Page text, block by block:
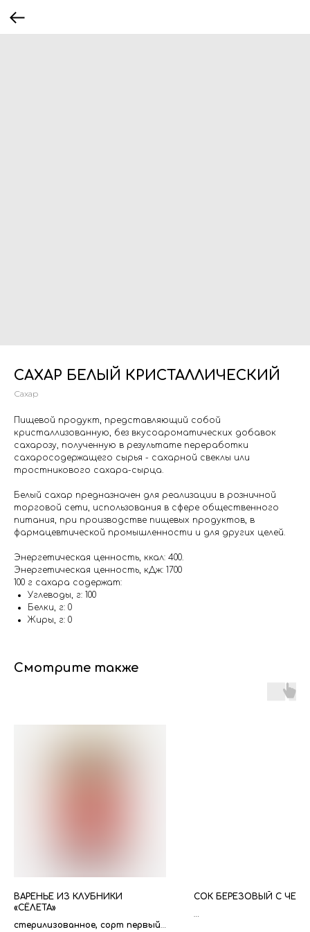
САХАР БЕЛЫЙ КРИСТАЛЛИЧЕСКИЙ
Сахар
Пищевой продукт, представляющий собой
кристаллизованную, без вкусоароматических добавок
сахарозу, полученную в результате переработки
сахаросодержащего сырья - сахарной свеклы или
тростникового сахара-сырца.
Белый сахар предназначен для реализации в розничной
торговой сети, использования в сфере общественного
питания, при производстве пищевых продуктов, в
фармацевтической промышленности и для других целей.
Энергетическая ценность, ккал: 400.
Энергетическая ценность, кДж: 1700
100 г сахара содержат:
Углеводы, г: 100
Белки, г: 0
Жиры, г: 0
Смотрите также
ВАРЕНЬЕ ИЗ КЛУБНИКИ
«СЁЛЕТА»
стерилизованное, сорт первый
СОК БЕРЕЗОВЫЙ С